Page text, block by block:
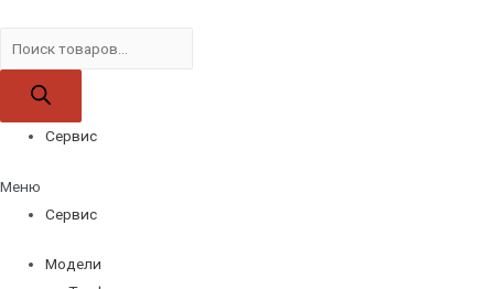
товаров
Сервис
Меню
Сервис
Модели